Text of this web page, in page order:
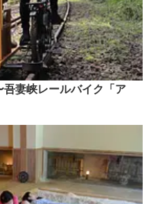
妻峡レールバイク「ア